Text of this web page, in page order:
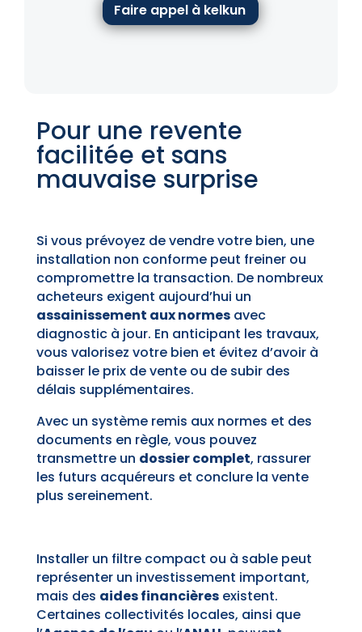
Faire appel à kelkun
Pour une revente
facilitée et sans
mauvaise surprise
Si vous prévoyez de vendre votre bien, une
installation non conforme peut freiner ou
compromettre la transaction. De nombreux
acheteurs exigent aujourd’hui un
assainissement aux normesavec
diagnostic à jour. En anticipant les travaux,
vous valorisez votre bien et évitez d’avoir à
baisser le prix de vente ou de subir des
délais supplémentaires.
Avec un système remis aux normes et des
documents en règle, vous pouvez
transmettre un dossier complet, rassurer
les futurs acquéreurs et conclure la vente
plus sereinement.
Installer un filtre compact ou à sable peut
représenter un investissement important,
mais des aides financièresexistent.
Certaines collectivités locales, ainsi que